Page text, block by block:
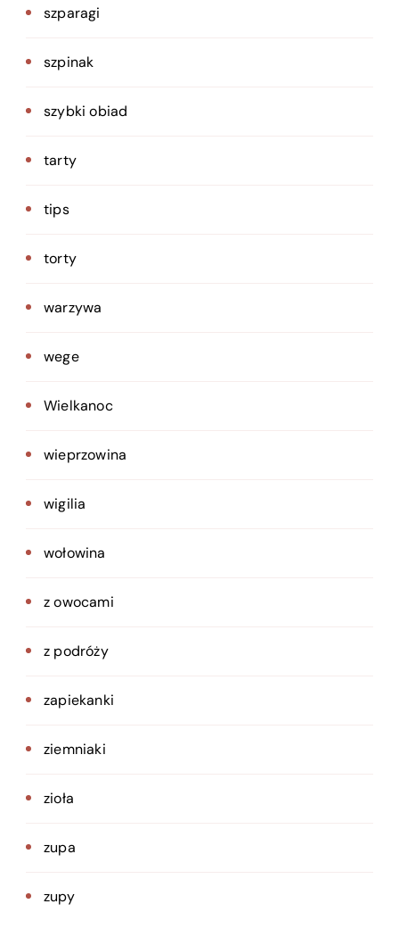
szparagi
szpinak
szybki obiad
tarty
tips
torty
warzywa
wege
Wielkanoc
wieprzowina
wigilia
wołowina
z owocami
z podróży
zapiekanki
ziemniaki
zioła
zupa
zupy